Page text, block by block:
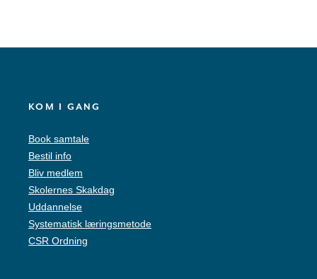
KOM I GANG
Book samtale
Bestil info
Bliv medlem
Skolernes Skakdag
Uddannelse
Systematisk læringsmetode
CSR Ordning